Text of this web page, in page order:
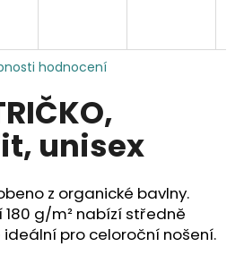
hodnocení
unisex
z organické bavlny.
g/m² nabízí středně
ideální pro celoroční nošení.
HLEDAT